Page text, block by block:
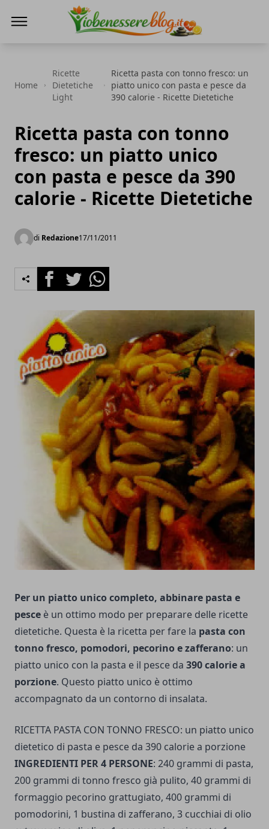
Home
Ricette
Dietetiche
Light
Ricetta pasta con tonno fresco: un
piatto unico con pasta e pesce da
390 calorie - Ricette Dietetiche
Ricetta pasta con tonno
fresco: un piatto unico
con pasta e pesce da 390
calorie - Ricette Dietetiche
di Redazione17/11/2011
FacebookTwitterWhatsapp
Per un piatto unico completo, abbinare pasta e
pesce è un ottimo modo per preparare delle ricette
dietetiche. Questa è la ricetta per fare la pasta con
tonno fresco, pomodori, pecorino e zafferano: un
piatto unico con la pasta e il pesce da 390 calorie a
porzione. Questo piatto unico è ottimo
accompagnato da un contorno di insalata.
RICETTA PASTA CON TONNO FRESCO: un piatto unico
dietetico di pasta e pesce da 390 calorie a porzione
INGREDIENTI PER 4 PERSONE: 240 grammi di pasta,
200 grammi di tonno fresco già pulito, 40 grammi di
formaggio pecorino grattugiato, 400 grammi di
pomodorini, 1 bustina di zafferano, 3 cucchiai di olio